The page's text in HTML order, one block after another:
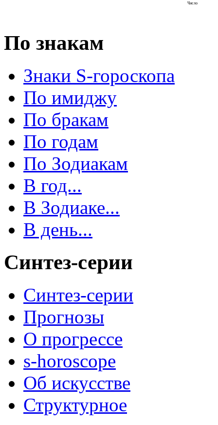
Число
По знакам
Знаки S-гороскопа
По имиджу
По бракам
По годам
По Зодиакам
В год...
В Зодиаке...
В день...
Синтез-серии
Синтез-серии
Прогнозы
О прогрессе
s-horoscope
Об искусстве
Структурное